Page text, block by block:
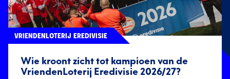
Wie kroont zicht tot kampioen van de
VriendenLoterij Eredivisie 2026/27?
VRIENDENLOTERIJ EREDIVISIE